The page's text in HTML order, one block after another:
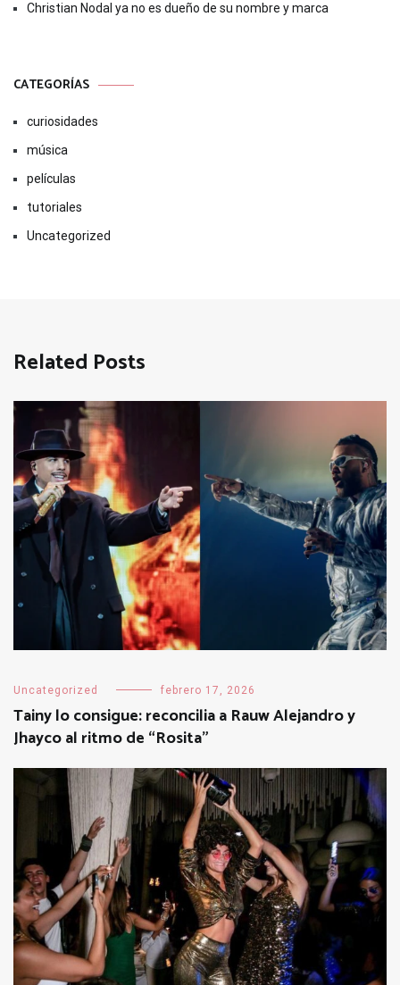
Christian Nodal ya no es dueño de su nombre y marca
CATEGORÍAS
curiosidades
música
películas
tutoriales
Uncategorized
Related Posts
Uncategorized febrero 17, 2026
Tainy lo consigue: reconcilia a Rauw Alejandro y
Jhayco al ritmo de “Rosita”